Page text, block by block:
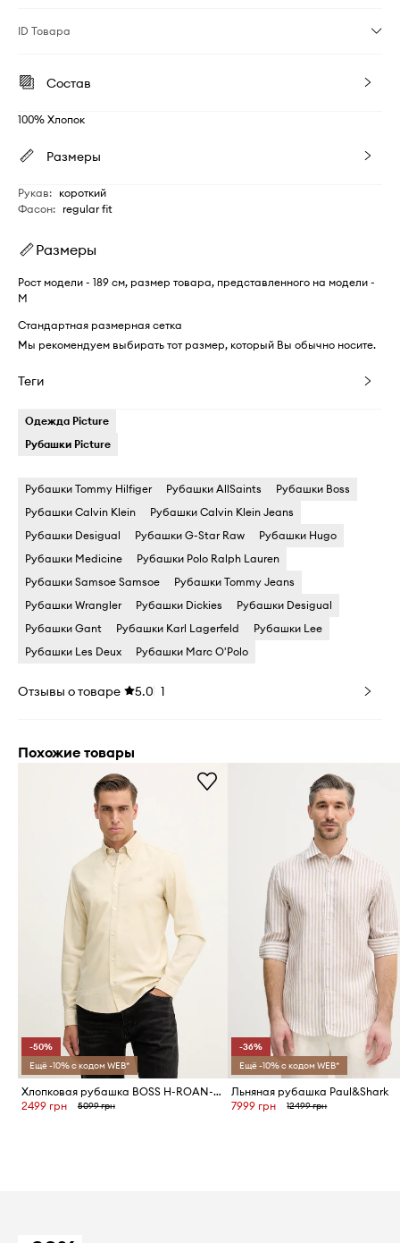
ID Товара
Состав
100% Хлопок
Размеры
Рукав: короткий
Фасон: regular fit
Размеры
Рост модели - 189 см, размер товара, представленного на модели -
M
Стандартная размерная сетка
Мы рекомендуем выбирать тот размер, который Вы обычно носите.
Теги
Одежда Picture
Рубашки Picture
Рубашки Tommy Hilfiger Рубашки AllSaints
Рубашки Boss
Рубашки Calvin Klein
Рубашки Calvin Klein Jeans
Рубашки Desigual
Рубашки G-Star Raw
Рубашки Hugo
Рубашки Medicine
Рубашки Polo Ralph Lauren
Рубашки Samsoe Samsoe
Рубашки Tommy Jeans
Рубашки Wrangler
Рубашки Dickies
Рубашки Desigual
Рубашки Gant
Рубашки Karl Lagerfeld
Рубашки Lee
Рубашки Les Deux
Рубашки Marc O'Polo
Отзывы о товаре 5.0 1
Похожие товары
-50%
Ещё -10% с кодом WEB*
Хлопковая рубашка BOSS H-ROAN-BD-E-C1-253
2499 грн
5099 грн
-36%
Ещё -10% с кодом WEB*
Льняная рубашка Paul&Shark
7999 грн
12499 грн